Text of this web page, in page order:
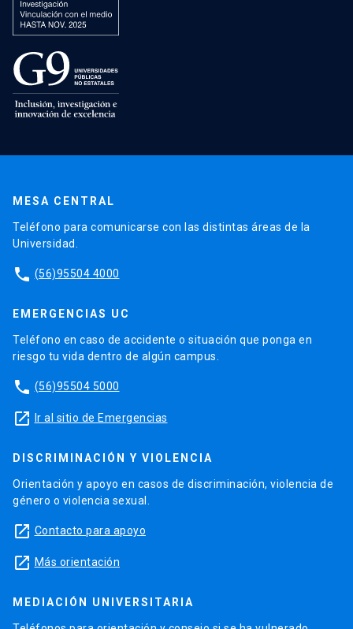
MESA CENTRAL
Teléfono para comunicarse con las distintas áreas de la
Universidad.
phone (56)95504 4000
EMERGENCIAS UC
Teléfono en caso de accidente o situación que ponga en
riesgo tu vida dentro de algún campus.
phone (56)95504 5000
launch Ir al sitio de Emergencias
DISCRIMINACIÓN Y VIOLENCIA
Orientación y apoyo en casos de discriminación, violencia de
género o violencia sexual.
launch Contacto para apoyo
launch Más orientación
MEDIACIÓN UNIVERSITARIA